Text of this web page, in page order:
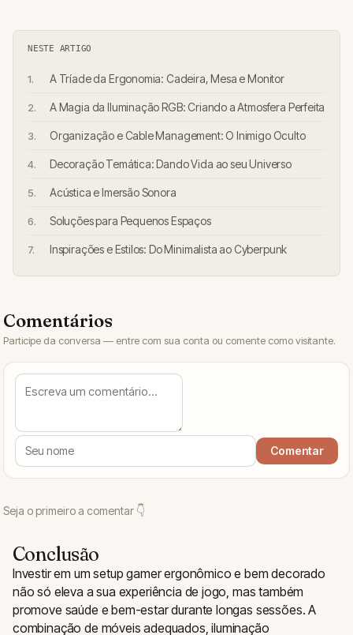
NESTE ARTIGO
A Tríade da Ergonomia: Cadeira, Mesa e Monitor
A Magia da Iluminação RGB: Criando a Atmosfera Perfeita
Organização e Cable Management: O Inimigo Oculto
Decoração Temática: Dando Vida ao seu Universo
Acústica e Imersão Sonora
Soluções para Pequenos Espaços
Inspirações e Estilos: Do Minimalista ao Cyberpunk
Conclusão
Investir em um setup gamer ergonômico e bem decorado
não só eleva a sua experiência de jogo, mas também
promove saúde e bem-estar durante longas sessões. A
combinação de móveis adequados, iluminação